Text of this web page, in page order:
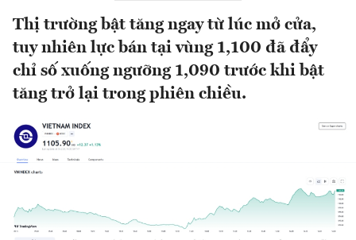
Thị trường bật tăng ngay từ lúc mở cửa,
tuy nhiên lực bán tại vùng 1,100 đã đẩy
chỉ số xuống ngưỡng 1,090 trước khi bật
tăng trở lại trong phiên chiều.